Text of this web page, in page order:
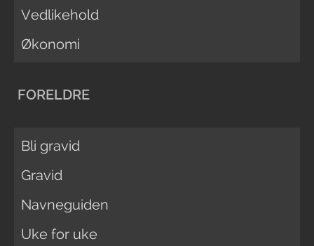
Vedlikehold
Økonomi
FORELDRE
Bli gravid
Gravid
Navneguiden
Uke for uke